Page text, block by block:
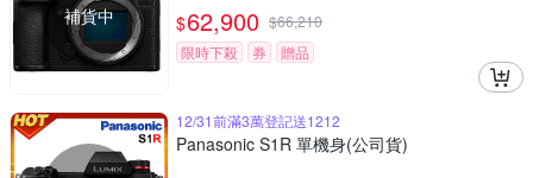
補貨中
$62,900 $66,210
限時下殺
券 贈品
12/31前滿3萬登記送1212
Panasonic S1R 單機身(公司貨)